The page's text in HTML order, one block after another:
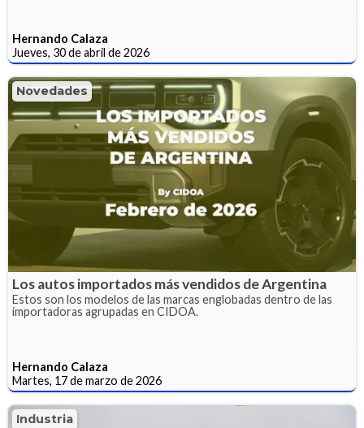
Hernando Calaza
Jueves, 30 de abril de 2026
Novedades
Los autos importados más vendidos de Argentina
Estos son los modelos de las marcas englobadas dentro de las
importadoras agrupadas en CIDOA.
Hernando Calaza
Martes, 17 de marzo de 2026
Industria